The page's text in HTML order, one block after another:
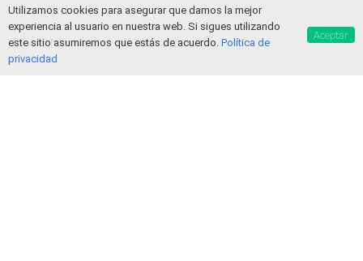
Utilizamos cookies para asegurar que damos la mejor
experiencia al usuario en nuestra web. Si sigues utilizando
este sitio asumiremos que estás de acuerdo. Política de
privacidad
Aceptar